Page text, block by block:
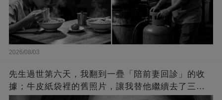
2026/08/03
先生過世第六天，我翻到一疊「陪前妻回診」的收
據；牛皮紙袋裡的舊照片，讓我替他繼續去了三年